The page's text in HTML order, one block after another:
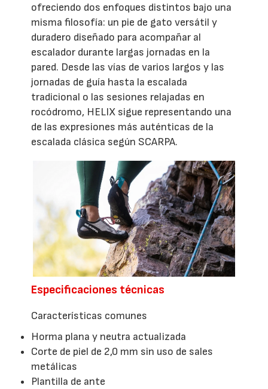
ofreciendo dos enfoques distintos bajo una
misma filosofía: un pie de gato versátil y
duradero diseñado para acompañar al
escalador durante largas jornadas en la
pared. Desde las vías de varios largos y las
jornadas de guía hasta la escalada
tradicional o las sesiones relajadas en
rocódromo, HELIX sigue representando una
de las expresiones más auténticas de la
escalada clásica según SCARPA.
Especificaciones técnicas
Características comunes
Horma plana y neutra actualizada
Corte de piel de 2,0 mm sin uso de sales
metálicas
Plantilla de ante